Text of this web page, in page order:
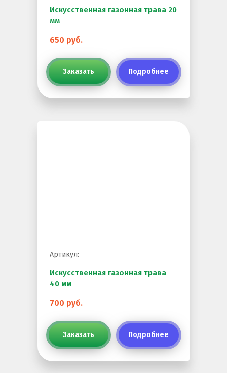
Искусственная газонная трава 20
мм
650 руб.
Заказать Подробнее
Артикул:
Искусственная газонная трава
40 мм
700 руб.
Заказать Подробнее